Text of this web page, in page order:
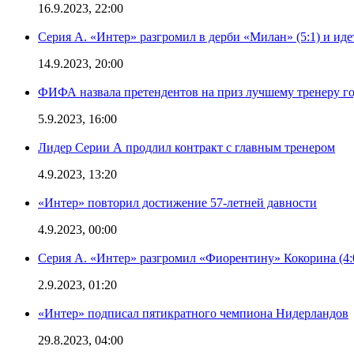
16.9.2023, 22:00
Серия А. «Интер» разгромил в дерби «Милан» (5:1) и
14.9.2023, 20:00
ФИФА назвала претендентов на приз лучшему тренеру
5.9.2023, 16:00
Лидер Серии А продлил контракт с главным тренером
4.9.2023, 13:20
«Интер» повторил достижение 57-летней давности
4.9.2023, 00:00
Серия А. «Интер» разгромил «Фиорентину» Кокорина
2.9.2023, 01:20
«Интер» подписал пятикратного чемпиона Нидерландов
29.8.2023, 04:00